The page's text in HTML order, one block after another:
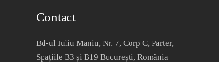
Contact
Bd-ul Iuliu Maniu, Nr. 7, Corp C, Parter,
Spațiile B3 și B19 București, România